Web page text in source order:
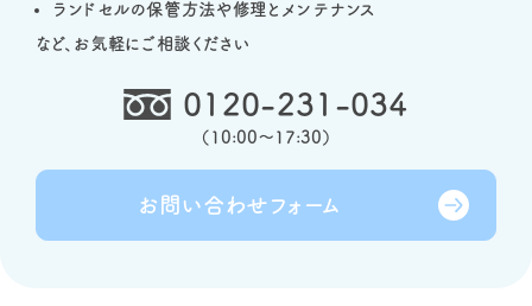
ランドセルの保管方法や修理とメンテナンス
など、お気軽にご相談ください
0120-231-034
（ 10:00～17:30 ）
お問い合わせ フォーム